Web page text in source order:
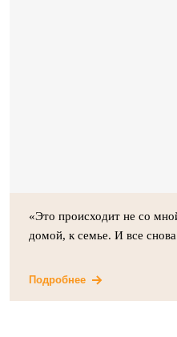
«Это происходит не со
домой, к семье. И все
Подробнее